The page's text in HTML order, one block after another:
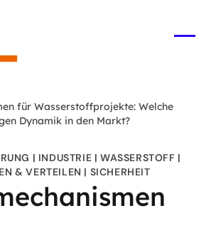
für Wasserstoffprojekte: Welche
Dynamik in den Markt?
INDUSTRIE
WASSERSTOFF
& VERTEILEN
SICHERHEIT